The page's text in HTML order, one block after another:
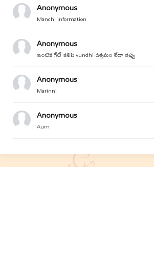
Anonymous
Manchi information
Anonymous
ఇంటికి గేట్ కలిపి vundhi ఉత్తమం లేదా తప్పు
Anonymous
Marinni
Anonymous
Aum